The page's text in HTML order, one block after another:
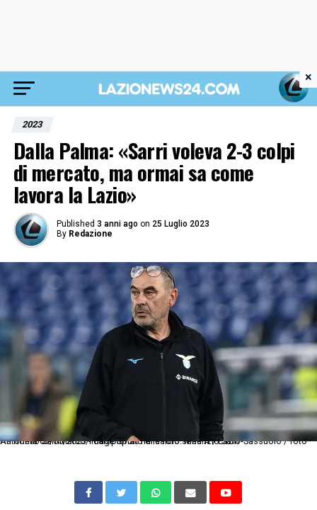
2023
Dalla Palma: «Sarri voleva 2-3 colpi
di mercato, ma ormai sa come
lavora la Lazio»
Published 3 anni ago on 25 Luglio 2023
By Redazione
As Roma 03/05/2023 - campionato di calcio serie A / Lazio-Sassuolo / foto Antonello Sammarco/Image Sport nella foto: Maurizio Sarri
×